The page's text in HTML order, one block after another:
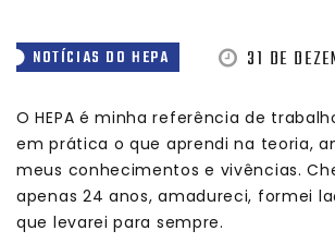
NOTÍCIAS DO HEPA 31 DE
O HEPA é minha referência de
em prática o que aprendi na teoria,
meus conhecimentos e vivências.
apenas 24 anos, amadureci, formei
que levarei para sempre.